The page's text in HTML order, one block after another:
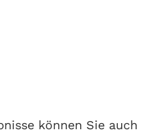
können Sie auch